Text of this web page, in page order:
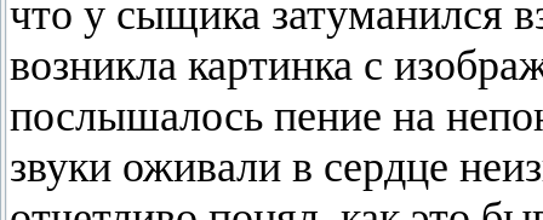
что у сыщика затуманился
возникла картинка с
послышалось пение на
звуки оживали в сердце